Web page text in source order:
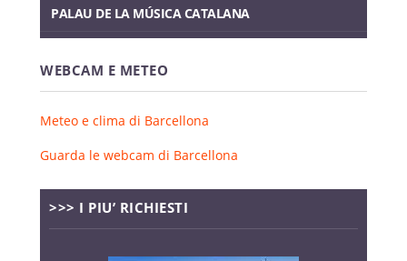
PALAU DE LA MÚSICA CATALANA
WEBCAM E METEO
Meteo e clima di Barcellona
Guarda le webcam di Barcellona
>>> I PIU’ RICHIESTI